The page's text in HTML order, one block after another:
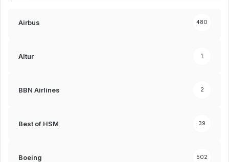
Airbus 480
Altur 1
BBN Airlines 2
Best of HSM 39
Boeing 502